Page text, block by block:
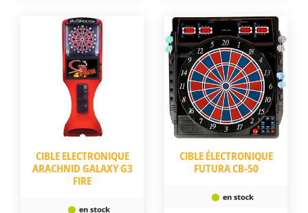
CIBLE ELECTRONIQUE
ARACHNID GALAXY G3
FIRE
CIBLE ÉLECTRONIQUE
FUTURA CB-50